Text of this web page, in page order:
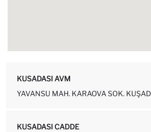
KUSADASI AVM
KUSADASI CADDE